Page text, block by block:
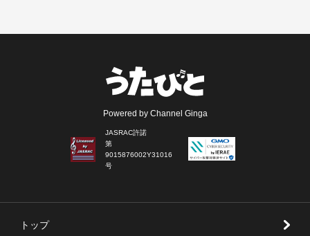
Powered by Channel Ginga
JASRAC許諾
第
9015876002Y31016
号
トップ